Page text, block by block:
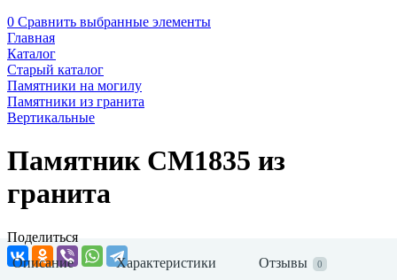
0 Сравнить выбранные элементы
Главная
Каталог
Старый каталог
Памятники на могилу
Памятники из гранита
Вертикальные
Памятник CM1835 из
гранита
Поделиться
Описание
Характеристики Отзывы 0